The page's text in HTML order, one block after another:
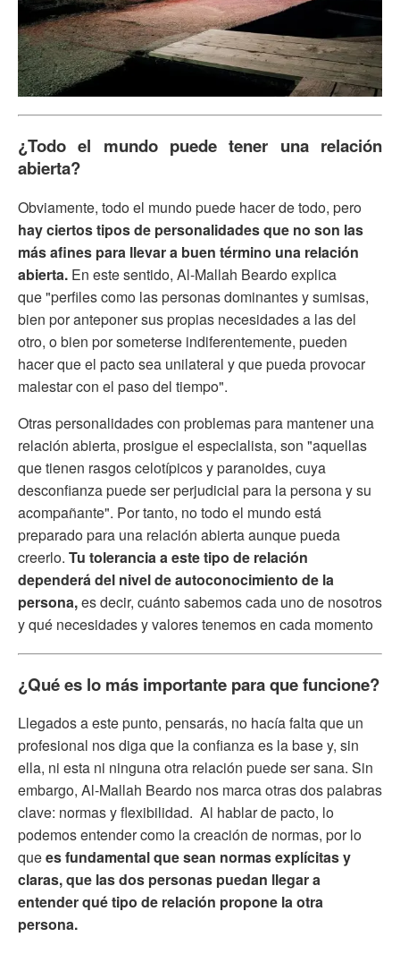
¿Todo el mundo puede tener una relación
abierta?
Obviamente, todo el mundo puede hacer de todo, pero
hay ciertos tipos de personalidades que no son las
más afines para llevar a buen término una relación
abierta. En este sentido, Al-Mallah Beardo explica
que "perfiles como las personas dominantes y sumisas,
bien por anteponer sus propias necesidades a las del
otro, o bien por someterse indiferentemente, pueden
hacer que el pacto sea unilateral y que pueda provocar
malestar con el paso del tiempo".
Otras personalidades con problemas para mantener una
relación abierta, prosigue el especialista, son "aquellas
que tienen rasgos celotípicos y paranoides, cuya
desconfianza puede ser perjudicial para la persona y su
acompañante". Por tanto, no todo el mundo está
preparado para una relación abierta aunque pueda
creerlo. Tu tolerancia a este tipo de relación
dependerá del nivel de autoconocimiento de la
persona,es decir, cuánto sabemos cada uno de nosotros
y qué necesidades y valores tenemos en cada momento
¿Qué es lo más importante para que funcione?
Llegados a este punto, pensarás, no hacía falta que un
profesional nos diga que la confianza es la base y, sin
ella, ni esta ni ninguna otra relación puede ser sana. Sin
embargo, Al-Mallah Beardo nos marca otras dos palabras
clave: normas y flexibilidad. Al hablar de pacto, lo
podemos entender como la creación de normas, por lo
quees fundamental que sean normas explícitas y
claras, que las dos personas puedan llegar a
entender qué tipo de relación propone la otra
persona.